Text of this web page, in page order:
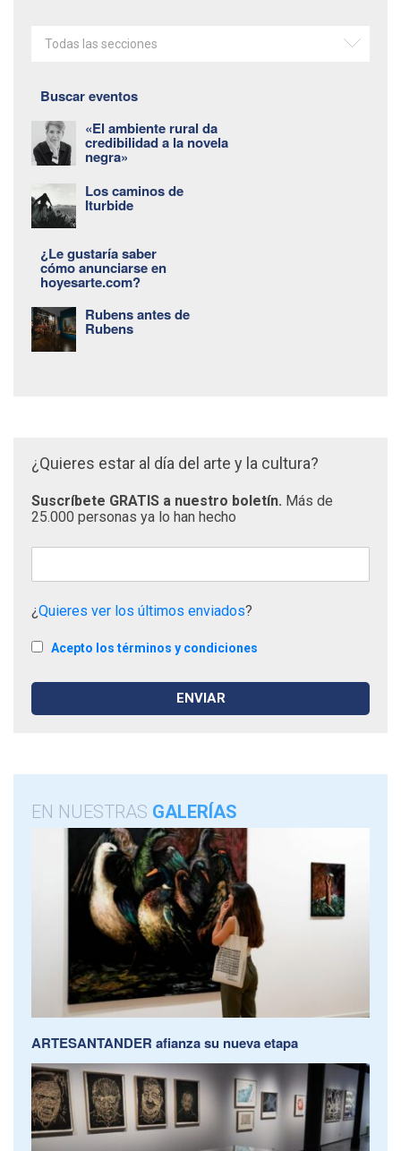
Todas las secciones
Buscar eventos
«El ambiente rural da
credibilidad a la novela
negra»
Los caminos de
Iturbide
¿Le gustaría saber
cómo anunciarse en
hoyesarte.com?
Rubens antes de
Rubens
¿Quieres estar al día del arte y la cultura?
Suscríbete GRATIS a nuestro boletín. Más de
25.000 personas ya lo han hecho
¿Quieres ver los últimos enviados?
Acepto los términos y condiciones
EN NUESTRAS GALERÍAS
ARTESANTANDER afianza su nueva etapa